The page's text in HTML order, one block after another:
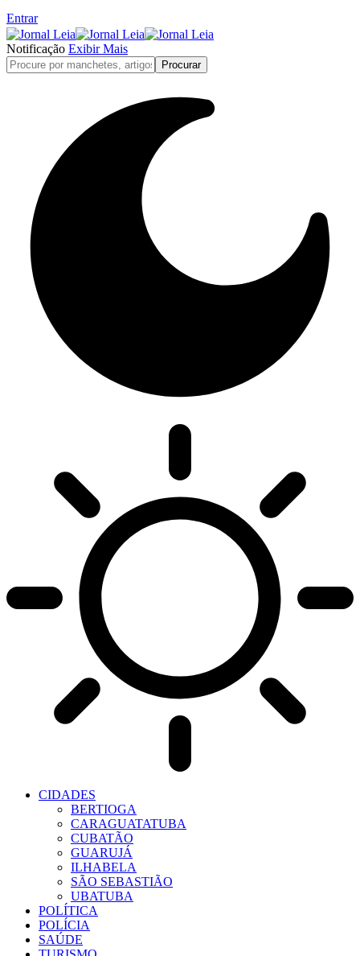
Entrar
Notificação Exibir Mais
CIDADES
BERTIOGA
CARAGUATATUBA
CUBATÃO
GUARUJÁ
ILHABELA
SÃO SEBASTIÃO
UBATUBA
POLÍTICA
POLÍCIA
SAÚDE